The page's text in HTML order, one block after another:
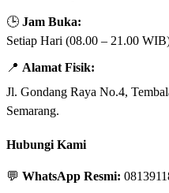
🕒 Jam Buka:
Setiap Hari (08.00 – 21.00
📍 Alamat Fisik:
Jl. Gondang Raya No.4,
Semarang.
Hubungi Kami
💬 WhatsApp Resmi: